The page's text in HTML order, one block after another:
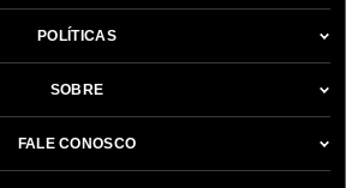
POLÍTICAS
SOBRE
FALE CONOSCO